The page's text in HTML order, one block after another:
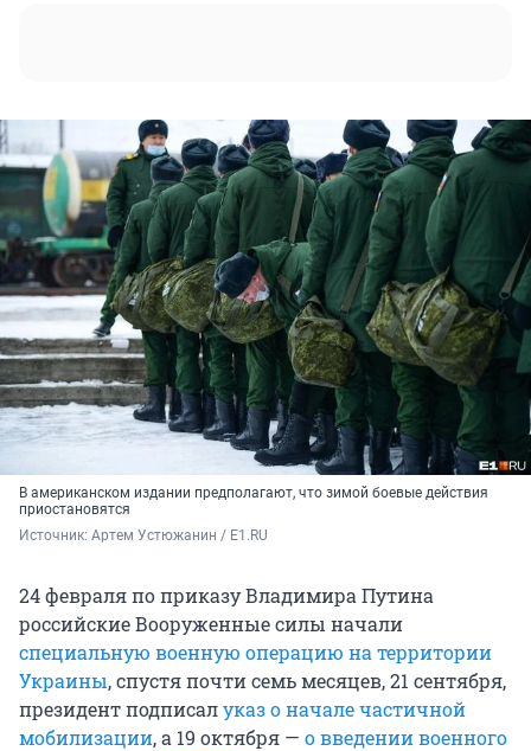
В американском издании предполагают, что зимой боевые действия
приостановятся
Источник: Артем Устюжанин / E1.RU
24 февраля по приказу Владимира Путина
российские Вооруженные силы начали
специальную военную операцию на территории
Украины, спустя почти семь месяцев, 21 сентября,
президент подписалуказ о начале частичной
мобилизации, а 19 октября — о введении военного